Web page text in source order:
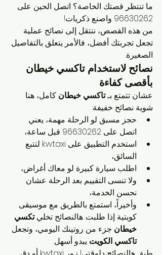
ما تنتظر قصتك الخاصة؟ اتصل الحين على
96630262 واصنع ذكريات!
من هذه القصص، ننتقل إلى نصائح عملية
تجعل تجربتك أفضل، فالأمر يتعلق بالتفاصيل
الصغيرة.
نصائح لاستخدام تاكسي خيطان
بأقصى كفاءة
عشان تتمتع بـ تاكسي خيطان كامل، هنا
شوية نصائح خفيفة:
حجز مسبق لو الرحلة مهمة، يعني
اتصل على 96630262 قبل ساعة،
استخدم التطبيق على kwtaxi لتتبع
السائق،
اطلب سيارة كبيرة لو معاك أغراض،
ولا تنسى التقييم بعد الرحلة عشان
نحسن الخدمة،
وأخيراً، استمتع بالطريق مع موسيقى
كويتية إذا طلبت. هالنصائح تخلي تكسي
خيطان جزء من روتينك اليومي، وتجعل
تاكسي الكويت يبدو أسهل.